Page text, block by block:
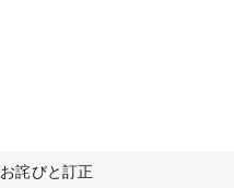
お詫びと訂正